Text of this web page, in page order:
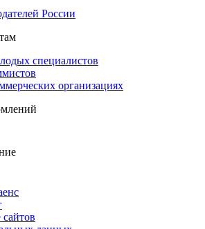
России
специалистов
организациях